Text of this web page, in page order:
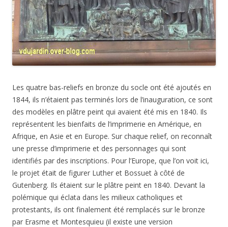
Les quatre bas-reliefs en bronze du socle ont été ajoutés en
1844, ils n’étaient pas terminés lors de l’inauguration, ce sont
des modèles en plâtre peint qui avaient été mis en 1840. Ils
représentent les bienfaits de l’imprimerie en Amérique, en
Afrique, en Asie et en Europe. Sur chaque relief, on reconnaît
une presse d’imprimerie et des personnages qui sont
identifiés par des inscriptions. Pour l’Europe, que l’on voit ici,
le projet était de figurer Luther et Bossuet à côté de
Gutenberg. Ils étaient sur le plâtre peint en 1840. Devant la
polémique qui éclata dans les milieux catholiques et
protestants, ils ont finalement été remplacés sur le bronze
par Erasme et Montesquieu (il existe une version